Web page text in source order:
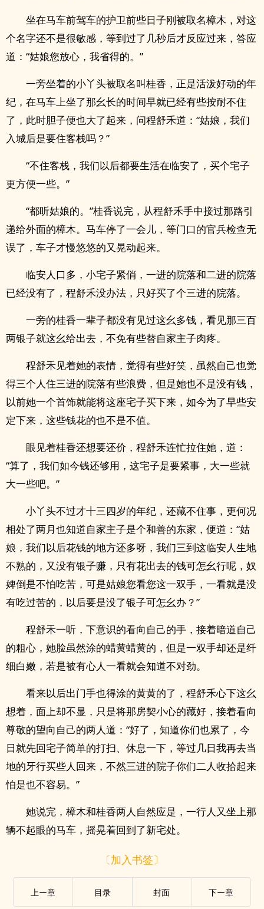
坐在马车前驾车的护卫前些日子刚被取名樟木，对这
个名字还不是很敏感，等到过了几秒后才反应过来，答应
道：“姑娘您放心，我省得的。”
一旁坐着的小丫头被取名叫桂香，正是活泼好动的年
纪，在马车上坐了那幺长的时间早就已经有些按耐不住
了，此时胆子便也大了起来，问程舒禾道：“姑娘，我们
入城后是要住客栈吗？”
“不住客栈，我们以后都要生活在临安了，买个宅子
更方便一些。”
“都听姑娘的。”桂香说完，从程舒禾手中接过那路引
递给外面的樟木。马车停了一会儿，等门口的官兵检查无
误了，车子才慢悠悠的又晃动起来。
临安人口多，小宅子紧俏，一进的院落和二进的院落
已经没有了，程舒禾没办法，只好买了个三进的院落。
一旁的桂香一辈子都没有见过这幺多钱，看见那三百
两银子就这幺给出去，不免有些替自家主子肉疼。
程舒禾见着她的表情，觉得有些好笑，虽然自己也觉
得三个人住三进的院落有些浪费，但是她也不是没有钱，
以前她一个首饰就能将这座宅子买下来，如今为了早些安
定下来，这些钱花的也不是不值。
眼见着桂香还想要还价，程舒禾连忙拉住她，道：
“算了，我们如今钱还够用，这宅子是要紧事，大一些就
大一些吧。”
小丫头不过才十三四岁的年纪，还藏不住事，更何况
相处了两月也知道自家主子是个和善的东家，便道：“姑
娘，我们以后花钱的地方还多呀，我们三到这临安人生地
不熟的，又没有银子赚，只有花出去的钱可怎幺行呢，奴
婢倒是不怕吃苦，可是姑娘您看您这一双手，一看就是没
有吃过苦的，以后要是没了银子可怎幺办？”
程舒禾一听，下意识的看向自己的手，接着暗道自己
的粗心，她脸虽然涂的蜡黄蜡黄的，但是一双手却还是纤
细白嫩，若是被有心人一看就会知道不对劲。
看来以后出门手也得涂的黄黄的了，程舒禾心下这幺
想着，面上却不显，只是将那房契小心的藏好，接着看向
尊敬的望向自己的两人道：“好了，知道你们也累了，今
日就先回宅子简单的打扫、休息一下，等过几日我再去当
地的牙行买些人回来，不然三进的院子你们二人收拾起来
怕是也不容易。”
她说完，樟木和桂香两人自然应是，一行人又坐上那
辆不起眼的马车，摇晃着回到了新宅处。
〔加入书签〕
上ー章 目录 封面 下ー章